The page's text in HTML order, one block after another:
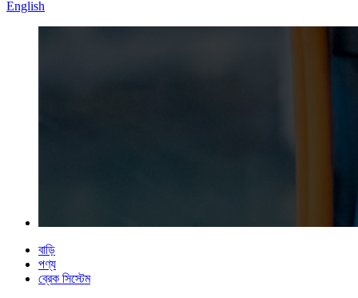
English
বাড়ি
পণ্য
ব্রেক সিস্টেম